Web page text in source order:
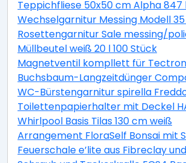
Teppichfliese 50x50 cm Alpha 847
Wechselgarnitur Messing Modell 35
Rosettengarnitur Sale messing/
Müllbeutel weiß 20 l 100 Stück
Magnetventil kompllett für
Buchsbaum-Langzeitdünger
WC-Bürstengarnitur spirella
Toilettenpapierhalter mit Deckel
Whirlpool Basis Tilas 130 cm weiß
Arrangement FloraSelf Bonsai mit
Feuerschale e’lite aus Fibreclay